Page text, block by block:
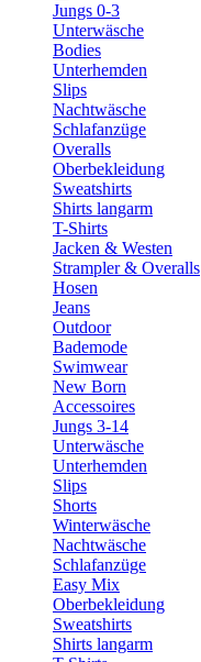
Jungs 0-3
Unterwäsche
Bodies
Unterhemden
Slips
Nachtwäsche
Schlafanzüge
Overalls
Oberbekleidung
Sweatshirts
Shirts langarm
T-Shirts
Jacken & Westen
Strampler & Overalls
Hosen
Jeans
Outdoor
Bademode
Swimwear
New Born
Accessoires
Jungs 3-14
Unterwäsche
Unterhemden
Slips
Shorts
Winterwäsche
Nachtwäsche
Schlafanzüge
Easy Mix
Oberbekleidung
Sweatshirts
Shirts langarm